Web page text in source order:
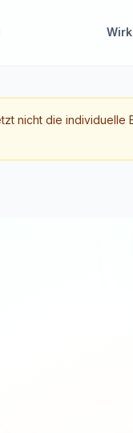
nicht die individuelle